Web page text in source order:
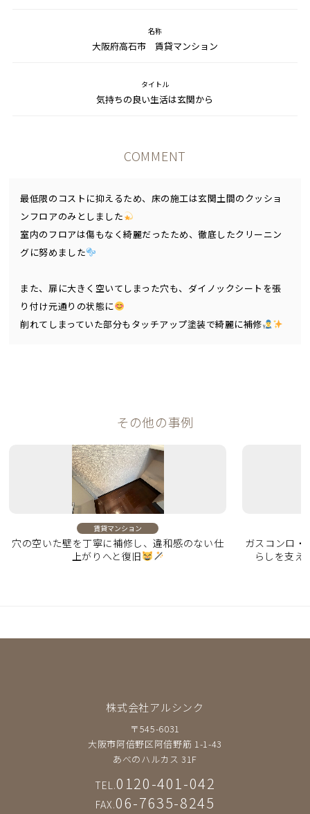
名称
大阪府高石市 賃貸マンション
タイトル
気持ちの良い生活は玄関から
COMMENT
最低限のコストに抑えるため、床の施工は玄関土間のクッショ
ンフロアのみとしました
室内のフロアは傷もなく綺麗だったため、徹底したクリーニン
グに努めました
また、扉に大きく空いてしまった穴も、ダイノックシートを張
り付け元通りの状態に
削れてしまっていた部分もタッチアップ塗装で綺麗に補修
その他の事例
賃貸マンション
穴の空いた壁を丁寧に補修し、違和感のない仕
上がりへと復旧
ガスコンロ・
らしを支え
株式会社アルシンク
〒545-6031
大阪市阿倍野区阿倍野筋 1-1-43
あべのハルカス 31F
TEL.0120-401-042
FAX.06-7635-8245